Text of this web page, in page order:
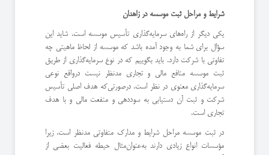
شرایط و مراحل ثبت موسسه در زاهدان
یکی دیگر از راه‌های سرمایه‌گذاری تأسیس موسسه است. شاید این
سؤال برای شما به وجود آمده باشد که موسسه از لحاظ ماهیتی چه
تفاوتی با شرکت دارد. باید بگوییم که در نوع سرمایه‌گذاری از طریق
ثبت موسسه منافع مالی و تجاری مدنظر نیست درواقع نوعی
سرمایه‌گذاری معنوی در نظر است. درصورتی‌که هدف اصلی تأسیس
شرکت و ثبت آن دستیابی به سوددهی و منفعت مالی و با هدف
تجاری است.
در ثبت موسسه مراحل شرایط و مدارک متفاوتی مدنظر است. زیرا
مؤسسات انواع زیادی دارند به‌عنوان‌مثال حیطه فعالیت بعضی از